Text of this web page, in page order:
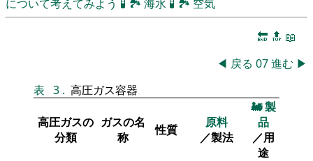
について考えてみよう 🧪 🏞 海水 🧪 🏞 空気
🔚 🔝 📖
◀ 戻る 07進む ▶
表 3 . 高圧ガス容器
高圧ガスの
分類
ガスの名
称
性質
原料
／製法
🚂製
品
／用
途